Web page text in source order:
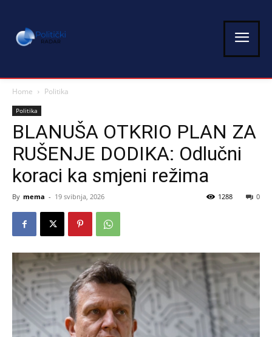
Home Politika
Politika
BLANUŠA OTKRIO PLAN ZA
RUŠENJE DODIKA: Odlučni
koraci ka smjeni režima
By mema - 19 svibnja, 2026 0
1288